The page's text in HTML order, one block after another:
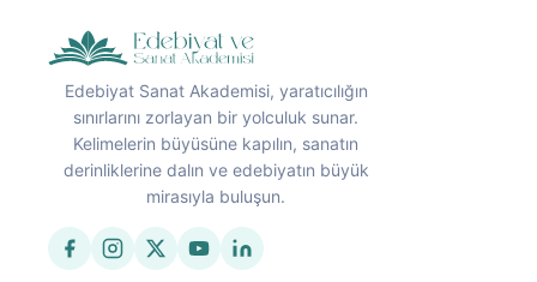
Edebiyat Sanat Akademisi, yaratıcılığın
sınırlarını zorlayan bir yolculuk sunar.
Kelimelerin büyüsüne kapılın, sanatın
derinliklerine dalın ve edebiyatın büyük
mirasıyla buluşun.